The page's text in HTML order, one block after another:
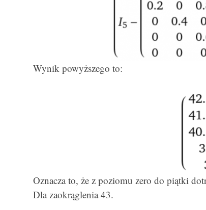
Wynik powyższego to:
Oznacza to, że z poziomu zero do piątki
Dla zaokrąglenia 43.